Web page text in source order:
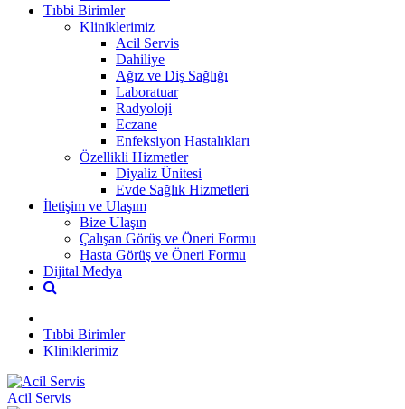
Tıbbi Birimler
Kliniklerimiz
Acil Servis
Dahiliye
Ağız ve Diş Sağlığı
Laboratuar
Radyoloji
Eczane
Enfeksiyon Hastalıkları
Özellikli Hizmetler
Diyaliz Ünitesi
Evde Sağlık Hizmetleri
İletişim ve Ulaşım
Bize Ulaşın
Çalışan Görüş ve Öneri Formu
Hasta Görüş ve Öneri Formu
Dijital Medya
Tıbbi Birimler
Kliniklerimiz
Acil Servis